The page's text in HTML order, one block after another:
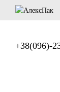
Перейти до
+38(096)-